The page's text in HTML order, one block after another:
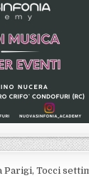
Parigi, Tocci